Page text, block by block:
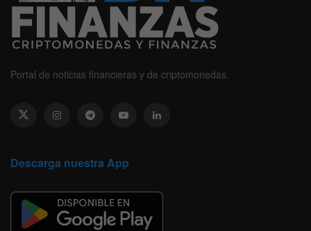
Portal de noticias financieras y de criptomonedas.
Descarga nuestra App